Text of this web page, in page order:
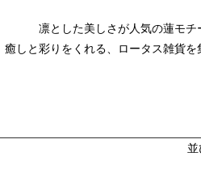
凛とした美しさが人気の蓮モチ
癒しと彩りをくれる、ロータス雑貨を